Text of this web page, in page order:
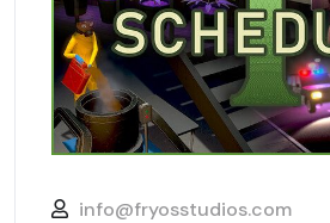
info@fryosstudios.com